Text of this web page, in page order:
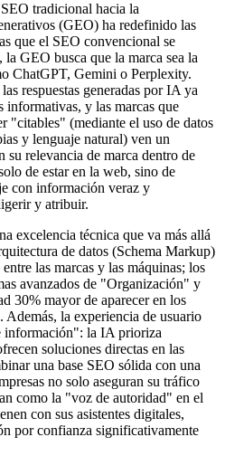
tradicional hacia la
(GEO) ha redefinido las
que el SEO convencional se
GEO busca que la marca sea la
ChatGPT, Gemini o Perplexity.
respuestas generadas por IA ya
informativas, y las marcas que
"citables" (mediante el uso de datos
y lenguaje natural) ven un
su relevancia de marca dentro de
de estar en la web, sino de
con información veraz y
y atribuir.
excelencia técnica que va más allá
de datos (Schema Markup)
las marcas y las máquinas; los
avanzados de "Organización" y
30% mayor de aparecer en los
Además, la experiencia de usuario
información": la IA prioriza
soluciones directas en las
una base SEO sólida con una
no solo aseguran su tráfico
como la "voz de autoridad" en el
con sus asistentes digitales,
por confianza significativamente